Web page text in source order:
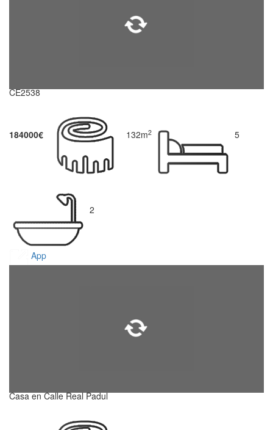
CE2538
184000€ 132m2 5
2
App
Casa en Calle Real Padul